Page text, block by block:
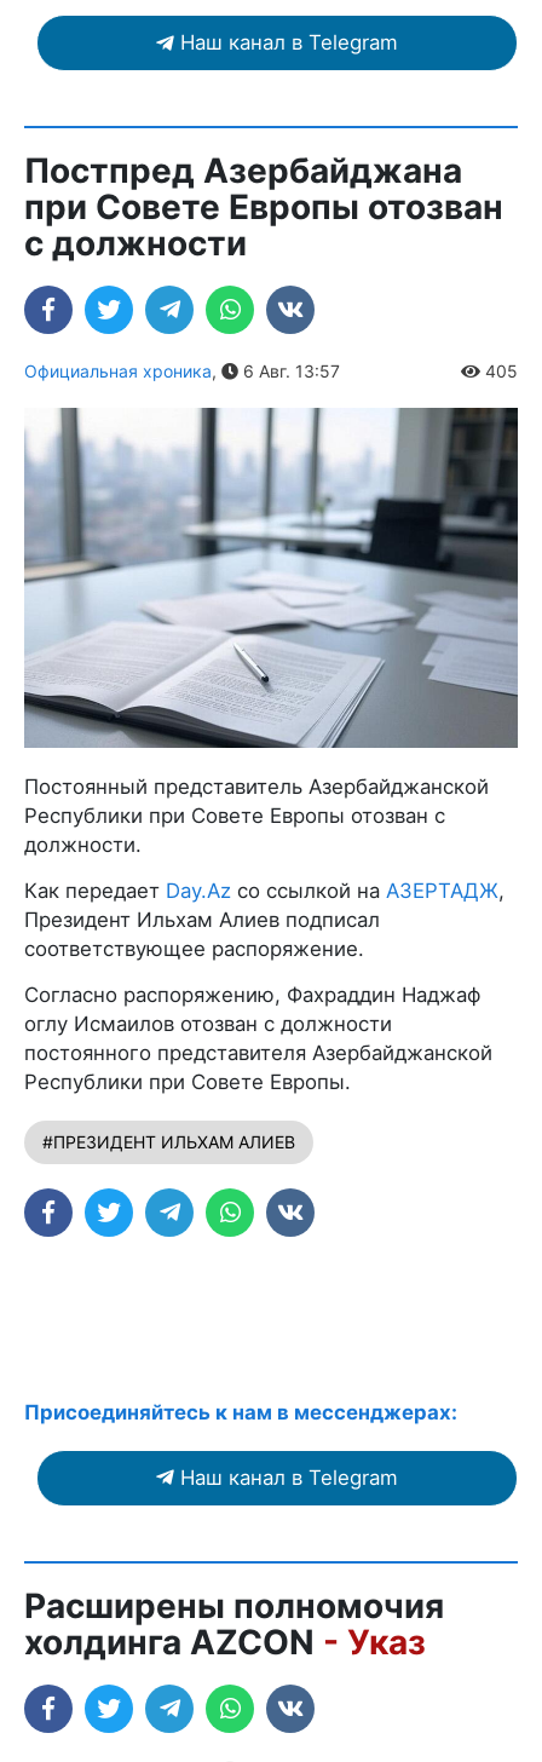
Наш канал в Telegram
Постпред Азербайджана
при Совете Европы отозван
с должности
Официальная хроника, 6 Авг. 13:57 405
Постоянный представитель Азербайджанской
Республики при Совете Европы отозван с
должности.
Как передает Day.Az со ссылкой на АЗЕРТАДЖ,
Президент Ильхам Алиев подписал
соответствующее распоряжение.
Согласно распоряжению, Фахраддин Наджаф
оглу Исмаилов отозван с должности
постоянного представителя Азербайджанской
Республики при Совете Европы.
#ПРЕЗИДЕНТ ИЛЬХАМ АЛИЕВ
Присоединяйтесь к нам в мессенджерах:
Наш канал в Telegram
Расширены полномочия
холдинга AZCON - Указ